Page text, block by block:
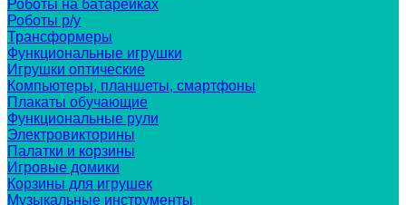
Роботы на батарейках
Роботы р/у
Трансформеры
Функциональные игрушки
Игрушки оптические
Компьютеры, планшеты, смартфоны
Плакаты обучающие
Функциональные рули
Электровикторины
Палатки и корзины
Игровые домики
Корзины для игрушек
Музыкальные инструменты